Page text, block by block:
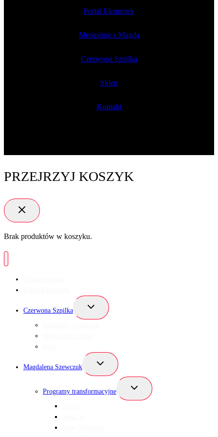
Portal Ekspertek
Mentoring z Magdą
Czerwona Szpilka
Sklep
Kontakt
PRZEJRZYJ KOSZYK
Brak produktów w koszyku.
Czerwona Szpilka
Przełącz
podrzędne
Magdalena Szewczuk
Przełącz
podrzędne
Programy transformacyjne
Przełącz
podrzędne